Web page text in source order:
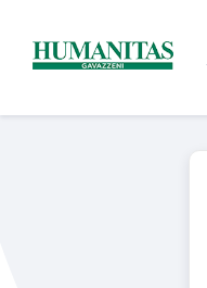
content